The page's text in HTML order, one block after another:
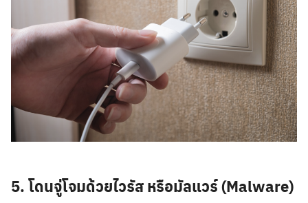
5. โดนจู่โจมด้วยไวรัส หรือมัลแวร์ (Malware)